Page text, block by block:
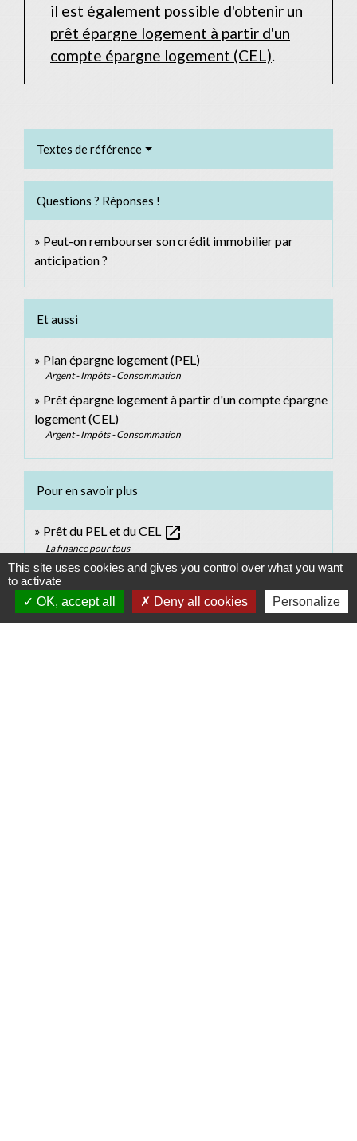
il est également possible d'obtenir un
prêt épargne logement à partir d'un
compte épargne logement (CEL).
Textes de référence
Questions ? Réponses !
Peut-on rembourser son crédit immobilier par
anticipation ?
Et aussi
Plan épargne logement (PEL)
Argent - Impôts - Consommation
Prêt épargne logement à partir d'un compte épargne
logement (CEL)
Argent - Impôts - Consommation
Pour en savoir plus
Prêt du PEL et du CEL open_in_new
La finance pour tous
PEL et prime d'Étatopen_in_new
La finance pour tous
This site uses cookies and gives you control over what you want
to activate
OK, accept all
Deny all cookies Personalize